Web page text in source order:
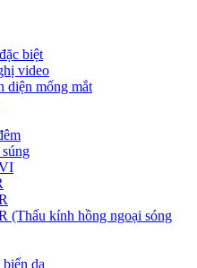
biệt
video
diện mống mắt
(Thấu kính hồng ngoại sóng
da